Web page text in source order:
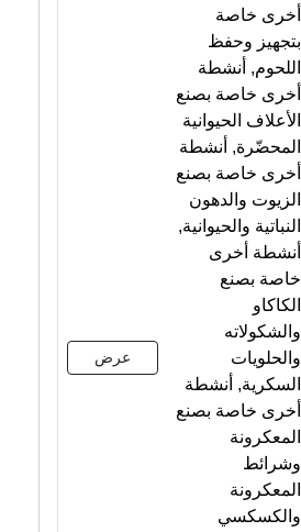
أخرى خاصة
بتجهيز وحفظ
اللحوم, أنشطة
أخرى خاصة بصنع
الأعلاف الحيوانية
المحضّرة, أنشطة
أخرى خاصة بصنع
الزيوت والدهون
النباتية والحيوانية,
أنشطة أخرى
خاصة بصنع
الكاكاو
والشكولاته
والحلويات
السكرية, أنشطة
أخرى خاصة بصنع
المعكرونة
وشرائط
المعكرونة
والكسكسي
عرض